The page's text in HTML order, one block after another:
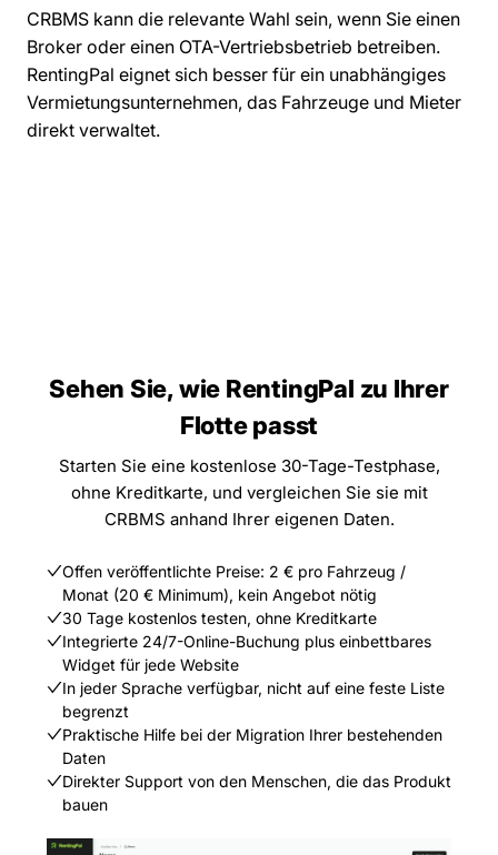
CRBMS kann die relevante Wahl sein, wenn Sie einen
Broker oder einen OTA-Vertriebsbetrieb betreiben.
RentingPal eignet sich besser für ein unabhängiges
Vermietungsunternehmen, das Fahrzeuge und Mieter
direkt verwaltet.
Sehen Sie, wie RentingPal zu Ihrer
Flotte passt
Starten Sie eine kostenlose 30-Tage-Testphase,
ohne Kreditkarte, und vergleichen Sie sie mit
CRBMS anhand Ihrer eigenen Daten.
Offen veröffentlichte Preise: 2 € pro Fahrzeug /
Monat (20 € Minimum), kein Angebot nötig
30 Tage kostenlos testen, ohne Kreditkarte
Integrierte 24/7-Online-Buchung plus einbettbares
Widget für jede Website
In jeder Sprache verfügbar, nicht auf eine feste Liste
begrenzt
Praktische Hilfe bei der Migration Ihrer bestehenden
Daten
Direkter Support von den Menschen, die das Produkt
bauen